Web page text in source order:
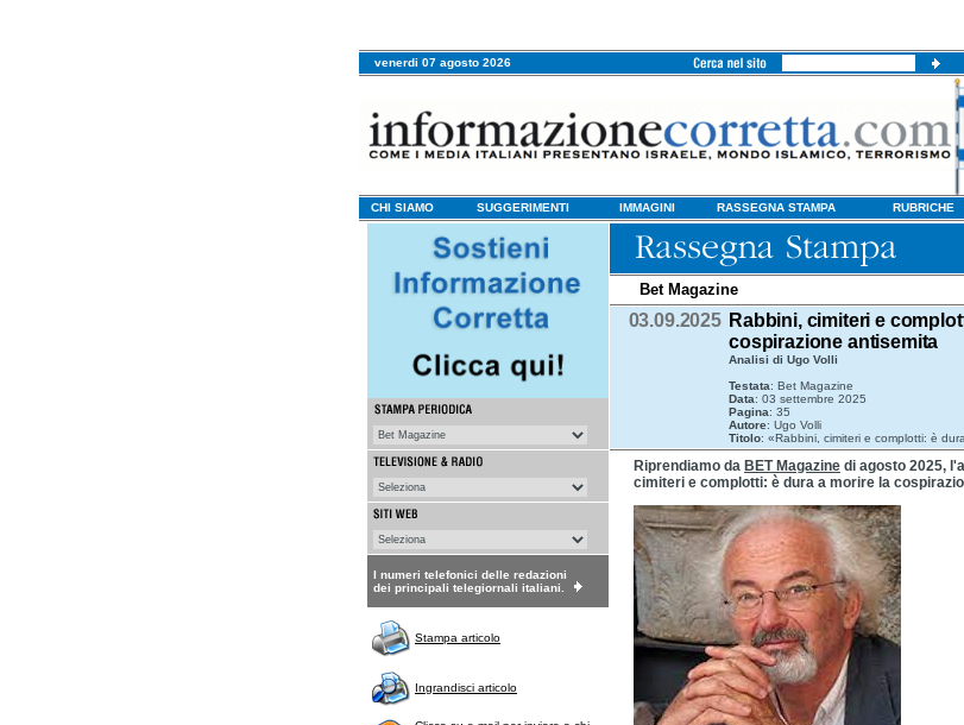
venerdi 07 agosto 2026
CHI SIAMO SUGGERIMENTI IMMAGINI RASSEGNA STAMPA RUBRICHE
I numeri telefonici delle redazioni
dei principali telegiornali italiani.
Stampa articolo
Ingrandisci articolo
Bet Magazine
03.09.2025 Rabbini, cimiteri e
cospirazione antisemita
Analisi di Ugo Volli
Testata: Bet Magazine
Data: 03 settembre 2025
Pagina: 35
Autore: Ugo Volli
Titolo: «Rabbini, cimiteri e complotti: è
Riprendiamo da BET Magazine di agosto 2025,
cimiteri e complotti: è dura a morire la